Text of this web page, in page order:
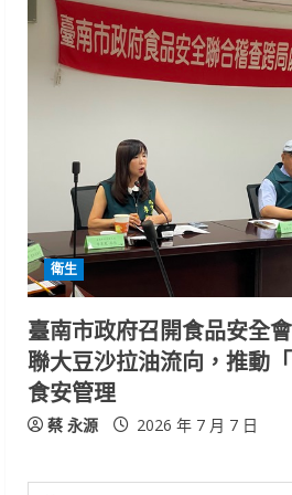
衛生
臺南市政府召開食品安全
聯大豆沙拉油流向，推動
食安管理
蔡 永源 2026 年 7 月 7 日